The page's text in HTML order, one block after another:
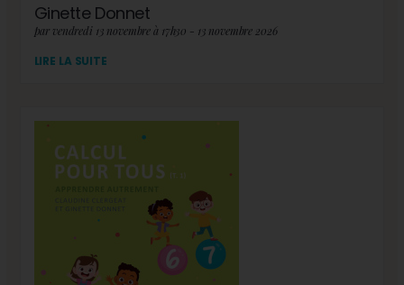
Ginette Donnet
par vendredi 13 novembre à 17h30 - 13 novembre 2026
LIRE LA SUITE